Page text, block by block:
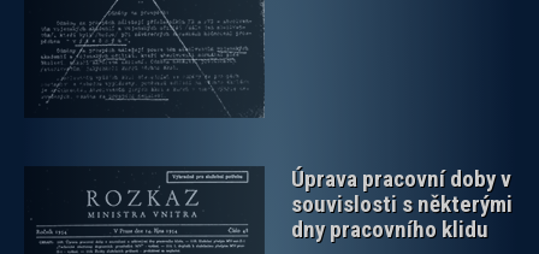
Úprava pracovní doby v
souvislosti s některými
dny pracovního klidu